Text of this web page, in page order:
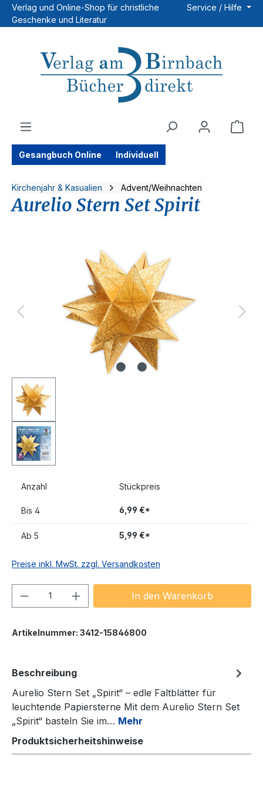
Zum Hauptinhalt springen
Verlag und Online-Shop für christliche
Geschenke und Literatur
Service / Hilfe
Gesangbuch Online Individuell
Kirchenjahr & Kasualien Advent/Weihnachten
Aurelio Stern Set Spirit
Bildergalerie überspringen
Anzahl Stückpreis
Bis 4 6,99 €*
Ab 5 5,99 €*
Preise inkl. MwSt. zzgl. Versandkosten
Produkt Anzahl: Gib denIn den Warenkorb
Artikelnummer: 3412-15846800
Beschreibung
Aurelio Stern Set „Spirit“ – edle Faltblätter für
leuchtende Papiersterne Mit dem Aurelio Stern Set
„Spirit“ basteln Sie im… Mehr
Produktsicherheitshinweise